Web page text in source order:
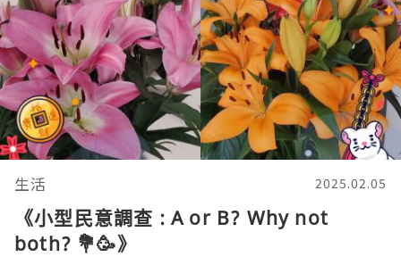
生活 2025.02.05
《小型民意調查 : A or B? Why not
both? 💐🥳》